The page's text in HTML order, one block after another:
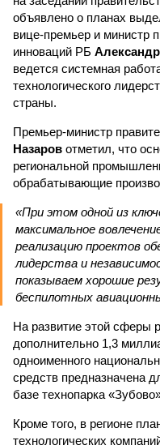
объявлено о планах
вице-премьер и министр
инноваций РБ
ведется системная
технологического
страны.
Премьер-министр
Назаров отметил, что
региональной
обрабатывающие
«При этом одной из
максимальное
реализацию проектов
лидерства и
показываем хорошие
беспилотных
На развитие этой сферы
дополнительно 1,3
одноименного
средств предназначена
базе технопарка
Кроме того, в регионе
технологических